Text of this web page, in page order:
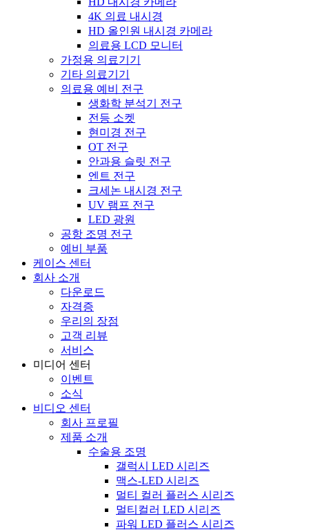
4K 의료 내시경
HD 올인원 내시경 카메라
의료용 LCD 모니터
가정용 의료기기
기타 의료기기
의료용 예비 전구
생화학 분석기 전구
전등 소켓
현미경 전구
OT 전구
안과용 슬릿 전구
엔트 전구
크세논 내시경 전구
UV 램프 전구
LED 광원
공항 조명 전구
예비 부품
케이스 센터
회사 소개
다운로드
자격증
우리의 장점
고객 리뷰
서비스
미디어 센터
이벤트
소식
비디오 센터
회사 프로필
제품 소개
수술용 조명
갤럭시 LED 시리즈
맥스-LED 시리즈
멀티 컬러 플러스 시리즈
멀티컬러 LED 시리즈
파워 LED 플러스 시리즈